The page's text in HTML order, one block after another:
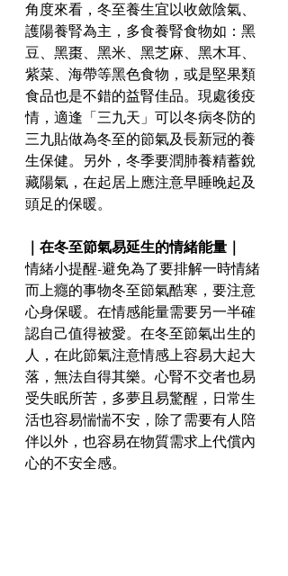
角度來看，冬至養生宜以收斂陰氣、
護陽養腎為主，多食養腎食物如：黑
豆、黑棗、黑米、黑芝麻、黑木耳、
紫菜、海帶等黑色食物，或是堅果類
食品也是不錯的益腎佳品。現處後疫
情，適逢「三九天」可以冬病冬防的
三九貼做為冬至的節氣及長新冠的養
生保健。另外，冬季要潤肺養精蓄銳
藏陽氣，在起居上應注意早睡晚起及
頭足的保暖。
｜在冬至節氣易延生的情緒能量｜
情緒小提醒-避免為了要排解一時情緒
而上癮的事物冬至節氣酷寒，要注意
心身保暖。在情感能量需要另一半確
認自己值得被愛。在冬至節氣出生的
人，在此節氣注意情感上容易大起大
落，無法自得其樂。心腎不交者也易
受失眠所苦，多夢且易驚醒，日常生
活也容易惴惴不安，除了需要有人陪
伴以外，也容易在物質需求上代償內
心的不安全感。